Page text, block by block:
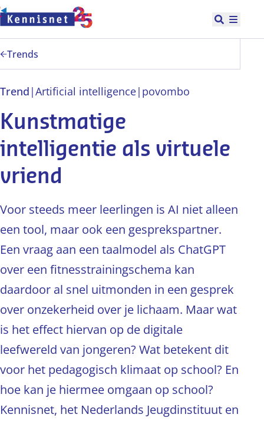
Doorgaan naar hoofdinhoud
Open
Trends
Trend |Artificial intelligence| povombo
Kunstmatige
intelligentie als virtuele
vriend
Voor steeds meer leerlingen is AI niet alleen
een tool, maar ook een gesprekspartner.
Een vraag aan een taalmodel als ChatGPT
over een fitnesstrainingschema kan
daardoor al snel uitmonden in een gesprek
over onzekerheid over je lichaam. Maar wat
is het effect hiervan op de digitale
leefwereld van jongeren? Wat betekent dit
voor het pedagogisch klimaat op school? En
hoe kan je hiermee omgaan op school?
Kennisnet, het Nederlands Jeugdinstituut en